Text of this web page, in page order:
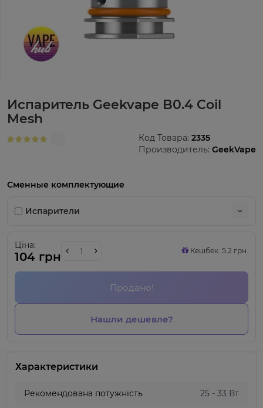
Испаритель Geekvape B0.4 Coil
Mesh
Производитель: GeekVape
Код Товара: 2335
Сменные комплектующие
Испарители
Ціна:
104 грн Кешбек: 5.2 грн.
Продано!
Нашли дешевле?
Характеристики
Рекомендована потужність 25 - 33 Вт